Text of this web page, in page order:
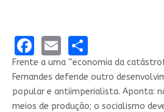
Facebook
EmailShare
Frente a uma “economia da
Fernandes defende outro
popular e antiimperialista. Aponta:
meios de produção; o socialismo